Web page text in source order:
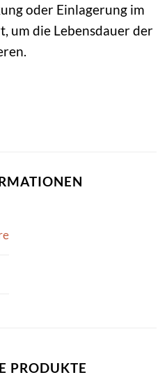
oder Einlagerung im
um die Lebensdauer der
PRODUKTE